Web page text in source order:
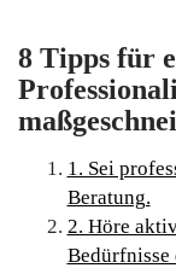
8 Tipps für
1. Sei
Beratung.
2. Höre
Bedürfnisse